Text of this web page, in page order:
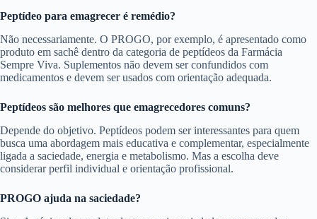
Peptídeo para emagrecer é remédio?
Não necessariamente. O PROGO, por exemplo, é apresentado como
produto em sachê dentro da categoria de peptídeos da Farmácia
Sempre Viva. Suplementos não devem ser confundidos com
medicamentos e devem ser usados com orientação adequada.
Peptídeos são melhores que emagrecedores comuns?
Depende do objetivo. Peptídeos podem ser interessantes para quem
busca uma abordagem mais educativa e complementar, especialmente
ligada a saciedade, energia e metabolismo. Mas a escolha deve
considerar perfil individual e orientação profissional.
PROGO ajuda na saciedade?